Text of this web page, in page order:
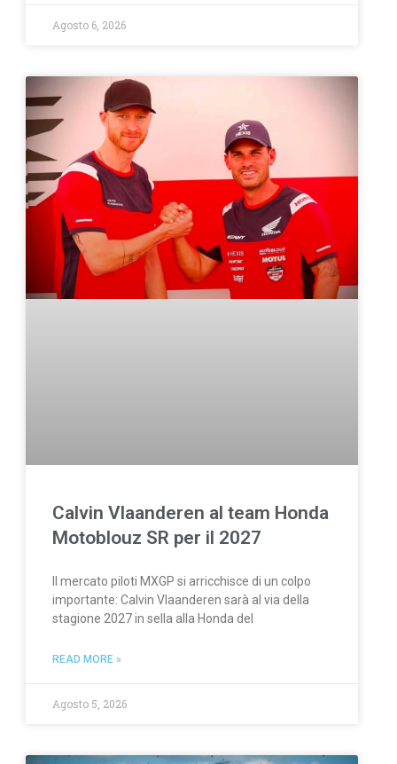
Agosto 6, 2026
Calvin Vlaanderen al team Honda
Motoblouz SR per il 2027
Il mercato piloti MXGP si arricchisce di un colpo
importante: Calvin Vlaanderen sarà al via della
stagione 2027 in sella alla Honda del
READ MORE »
Agosto 5, 2026